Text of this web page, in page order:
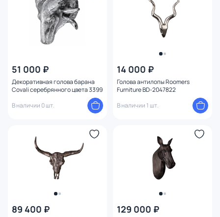
51 000 ₽
Декоративная голова барана
Covali серебрянного цвета 3399
В наличии 0 шт.
14 000 ₽
Голова антилопы Roomers
Furniture BD-2047822
В наличии 1 шт.
89 400 ₽ 129 000 ₽